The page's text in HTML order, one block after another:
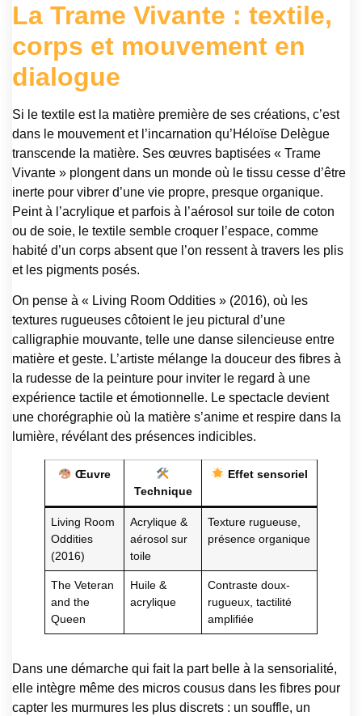
La Trame Vivante : textile,
corps et mouvement en
dialogue
Si le textile est la matière première de ses créations, c’est
dans le mouvement et l’incarnation qu’Héloïse Delègue
transcende la matière. Ses œuvres baptisées « Trame
Vivante » plongent dans un monde où le tissu cesse d’être
inerte pour vibrer d’une vie propre, presque organique.
Peint à l’acrylique et parfois à l’aérosol sur toile de coton
ou de soie, le textile semble croquer l’espace, comme
habité d’un corps absent que l’on ressent à travers les plis
et les pigments posés.
On pense à « Living Room Oddities » (2016), où les
textures rugueuses côtoient le jeu pictural d’une
calligraphie mouvante, telle une danse silencieuse entre
matière et geste. L’artiste mélange la douceur des fibres à
la rudesse de la peinture pour inviter le regard à une
expérience tactile et émotionnelle. Le spectacle devient
une chorégraphie où la matière s’anime et respire dans la
lumière, révélant des présences indicibles.
Œuvre
Technique
Effet sensoriel
Living Room
Oddities
(2016)
Acrylique &
aérosol sur
toile
Texture rugueuse,
présence organique
The Veteran
and the
Queen
Huile &
acrylique
Contraste doux-
rugueux, tactilité
amplifiée
Dans une démarche qui fait la part belle à la sensorialité,
elle intègre même des micros cousus dans les fibres pour
capter les murmures les plus discrets : un souffle, un